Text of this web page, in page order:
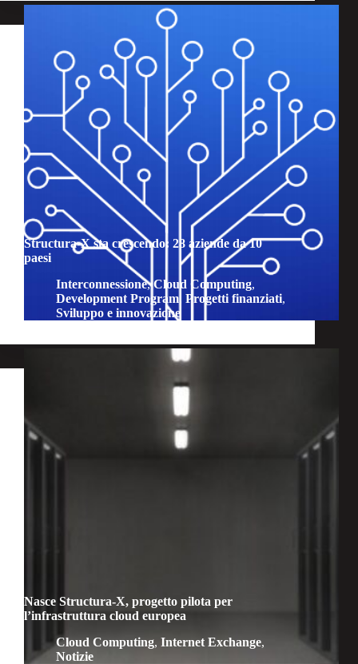
Structura-X sta crescendo: 28 aziende da 10
paesi
Interconnessione,Cloud Computing,
Development Program Progetti finanziati,
Sviluppo e innovazione
Nasce Structura-X, progetto pilota per
l’infrastruttura cloud europea
Cloud Computing, Internet Exchange,
Notizie